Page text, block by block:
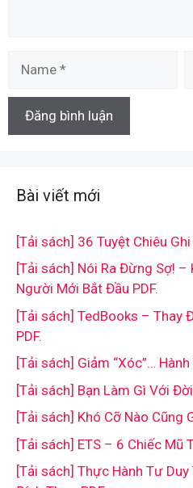
Bài viết mới
[Tải sách] 36 Tuyệt Chiêu
[Tải sách] Nói Ra Đừng Sợ! –
Người Mới Bắt Đầu PDF.
[Tải sách] TedBooks – Thay
PDF.
[Tải sách] Giảm “Xóc”…
[Tải sách] Bạn Làm Gì Với
[Tải sách] Khó Cỡ Nào Cũng
[Tải sách] ETS – 6 Chiếc Mũ
[Tải sách] Thực Hành Tư